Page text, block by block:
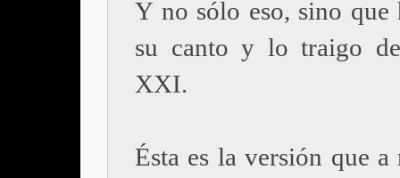
Y no sólo eso, sino que
su canto y lo traigo
XXI.
Ésta es la versión que